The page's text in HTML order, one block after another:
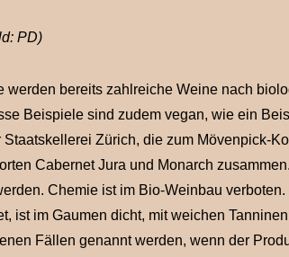
PD)
werden bereits zahlreiche Weine nach
Beispiele sind zudem vegan, wie ein
Staatskellerei Zürich, die zum Mövenpick-
Cabernet Jura und Monarch
Chemie ist im Bio-Weinbau
ist im Gaumen dicht, mit weichen
Fällen genannt werden, wenn der